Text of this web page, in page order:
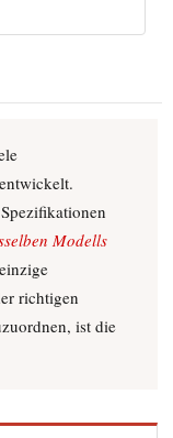
Modells
richtigen
ist die